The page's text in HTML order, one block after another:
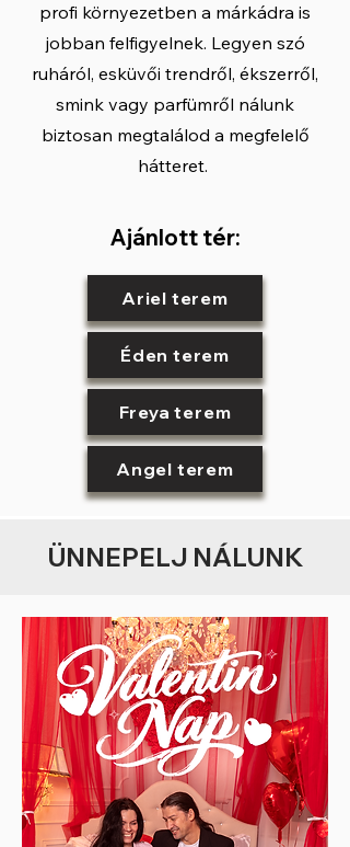
profi környezetben a márkádra is
jobban felfigyelnek. Legyen szó
ruháról, esküvői trendről, ékszerről,
smink vagy parfümről nálunk
biztosan megtalálod a megfelelő
hátteret.
Ajánlott tér:
Ariel terem
Éden terem
Freya terem
Angel terem
ÜNNEPELJ NÁLUNK